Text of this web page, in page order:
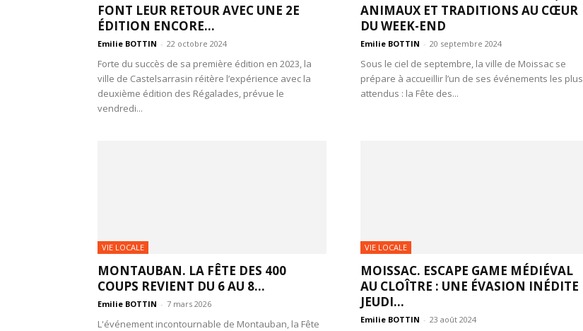
FONT LEUR RETOUR AVEC UNE 2E
ÉDITION ENCORE...
Emilie BOTTIN - 22 octobre 2024
Forte du succès de sa première édition en 2023, la
ville de Castelsarrasin réitère l’expérience avec la
deuxième édition des Régalades, prévue le
vendredi...
ANIMAUX ET TRADITIONS AU CŒUR
DU WEEK-END
Emilie BOTTIN - 20 septembre 2024
Sous le ciel de septembre, la ville de Moissac se
prépare à accueillir l’un de ses événements les plus
attendus : la Fête des...
VIE LOCALE
MONTAUBAN. LA FÊTE DES 400
COUPS REVIENT DU 6 AU 8...
Emilie BOTTIN - 7 mars 2026
L'événement incontournable de Montauban, la Fête
VIE LOCALE
MOISSAC. ESCAPE GAME MÉDIÉVAL
AU CLOÎTRE : UNE ÉVASION INÉDITE
JEUDI...
Emilie BOTTIN - 23 août 2024